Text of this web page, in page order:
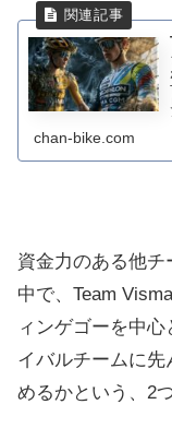
chan-bike.com
資金力のある他
中で、Team
ィンゲゴーを中
イバルチームに
めるかという、2